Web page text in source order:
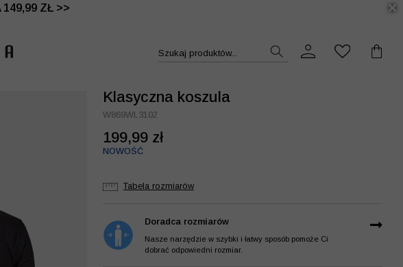
149,99 ZŁ >>
I TRZECI PRODUKT >>
Szukaj produktów...
Klasyczna koszula
W869WL3102
199,99 zł
NOWOŚĆ
Tabela rozmiarów
Doradca rozmiarów
Nasze narzędzie w szybki i łatwy sposób pomoże Ci
dobrać odpowiedni rozmiar.